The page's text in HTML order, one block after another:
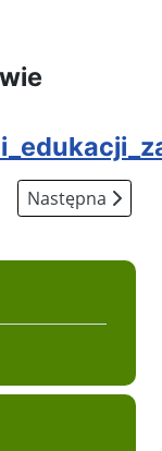
do czytania
Następna
Następna